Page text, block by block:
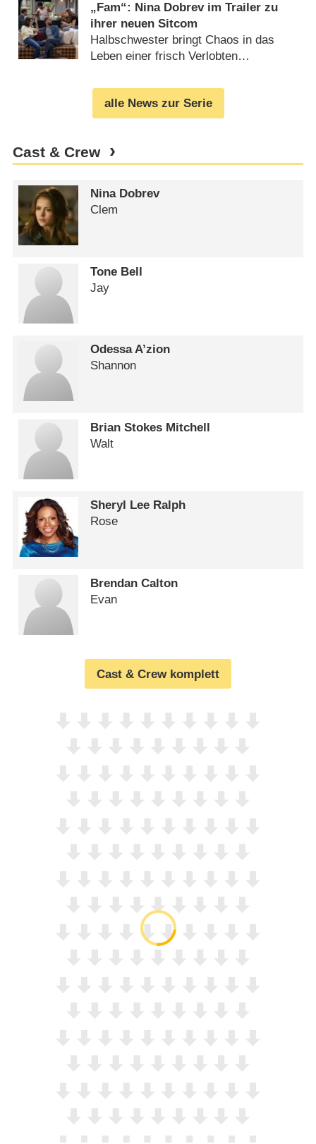
„Fam“: Nina Dobrev im Trailer zu
ihrer neuen Sitcom
Halbschwester bringt Chaos in das
Leben einer frisch Verlobten
alle News zur Serie
Cast & Crew
Nina Dobrev
Clem
Tone Bell
Jay
Odessa A’zion
Shannon
Brian Stokes Mitchell
Walt
Sheryl Lee Ralph
Rose
Brendan Calton
Evan
Cast & Crew komplett